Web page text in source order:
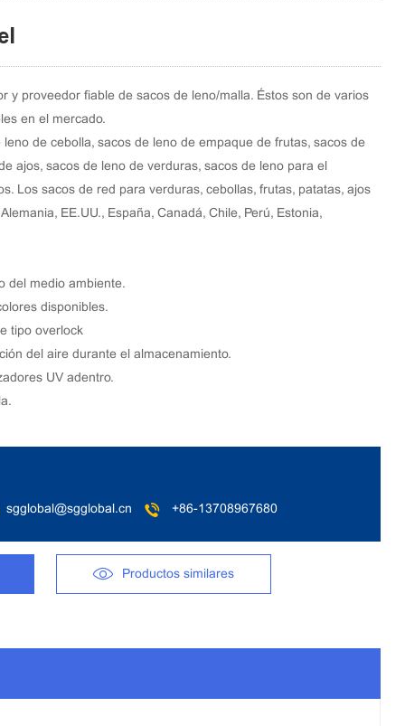
y proveedor fiable de sacos de leno/malla. Éstos son de varios
en el mercado.
de cebolla, sacos de leno de empaque de frutas, sacos de
ajos, sacos de leno de verduras, sacos de leno para el
Los sacos de red para verduras, cebollas, frutas, patatas, ajos
EE.UU., España, Canadá, Chile, Perú, Estonia,
del medio ambiente.
disponibles.
tipo overlock
del aire durante el almacenamiento.
UV adentro.
sgglobal@sgglobal.cn +86-13708967680
Productos similares